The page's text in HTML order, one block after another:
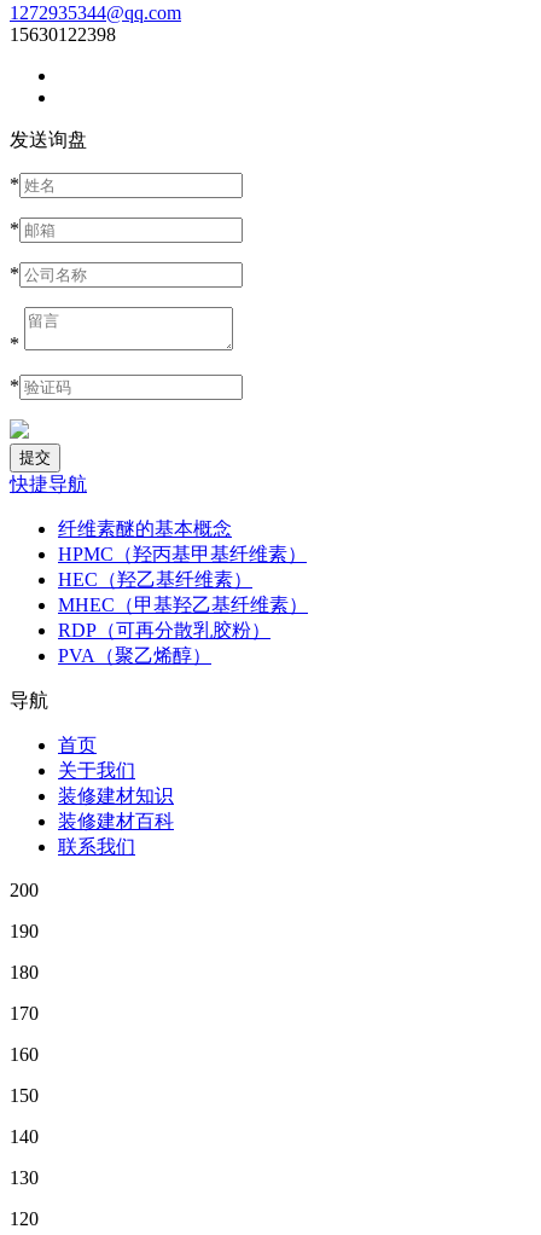
1272935344@qq.com
15630122398
发送询盘
*
*
*
*
*
快捷导航
纤维素醚的基本概念
HPMC（羟丙基甲基纤维素）
HEC（羟乙基纤维素）
MHEC（甲基羟乙基纤维素）
RDP（可再分散乳胶粉）
PVA（聚乙烯醇）
导航
首页
关于我们
装修建材知识
装修建材百科
联系我们
200
190
180
170
160
150
140
130
120